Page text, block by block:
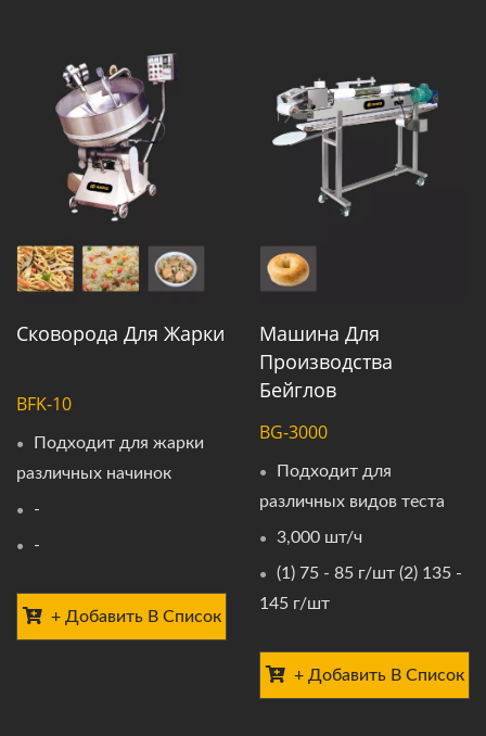
Сковорода Для Жарки
BFK-10
Подходит для жарки
различных начинок
-
-
+ Добавить В Список
Машина Для
Производства
Бейглов
BG-3000
Подходит для
различных видов теста
3,000 шт/ч
(1) 75 - 85 г/шт (2) 135 -
145 г/шт
+ Добавить В Список